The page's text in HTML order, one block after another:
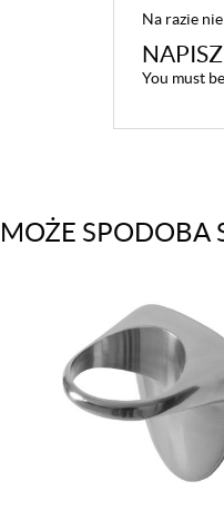
Na razie
You must be
MOŻE SPODOBA